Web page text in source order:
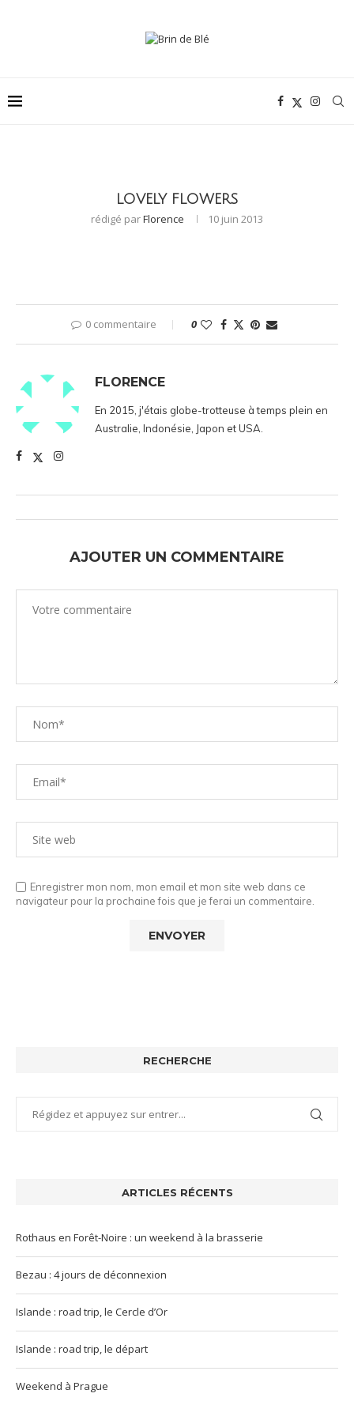
LOVELY FLOWERS
rédigé parFlorence 10 juin 2013
0 commentaire 0
FLORENCE
En 2015, j'étais globe-trotteuse à temps plein en
Australie, Indonésie, Japon et USA.
AJOUTER UN COMMENTAIRE
Enregistrer mon nom, mon email et mon site web dans ce
navigateur pour la prochaine fois que je ferai un commentaire.
RECHERCHE
ARTICLES RÉCENTS
Rothaus en Forêt-Noire : un weekend à la brasserie
Bezau : 4 jours de déconnexion
Islande : road trip, le Cercle d’Or
Islande : road trip, le départ
Weekend à Prague